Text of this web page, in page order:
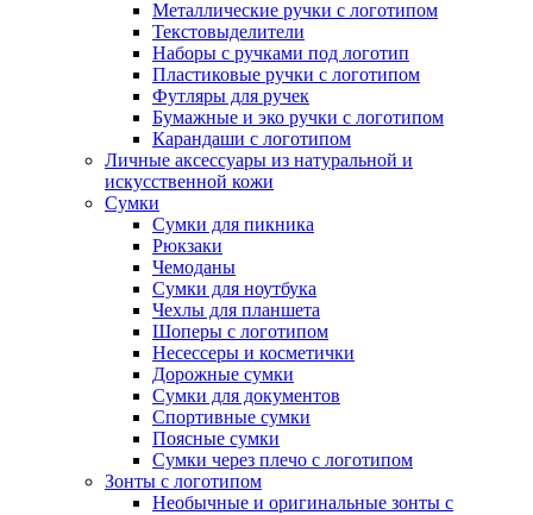
Металлические ручки с логотипом
Текстовыделители
Наборы с ручками под логотип
Пластиковые ручки с логотипом
Футляры для ручек
Бумажные и эко ручки с логотипом
Карандаши с логотипом
Личные аксессуары из натуральной и
искусственной кожи
Сумки
Сумки для пикника
Рюкзаки
Чемоданы
Сумки для ноутбука
Чехлы для планшета
Шоперы с логотипом
Несессеры и косметички
Дорожные сумки
Сумки для документов
Спортивные сумки
Поясные сумки
Сумки через плечо с логотипом
Зонты с логотипом
Необычные и оригинальные зонты с